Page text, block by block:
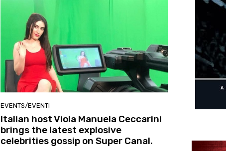
EVENTS/EVENTI
Italian host Viola Manuela Ceccarini
brings the latest explosive
celebrities gossip on Super Canal.